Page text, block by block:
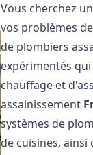
Vous cherchez
vos problèmes
de plombiers
expérimentés
chauffage et
assainissement
systèmes de
de cuisines,